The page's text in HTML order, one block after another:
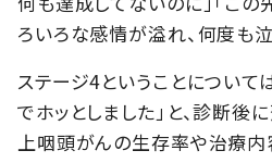
ろいろな感情が溢れ、何度も
ステージ4ということについて
でホッとしました」と、診断後
上咽頭がんの生存率や治療